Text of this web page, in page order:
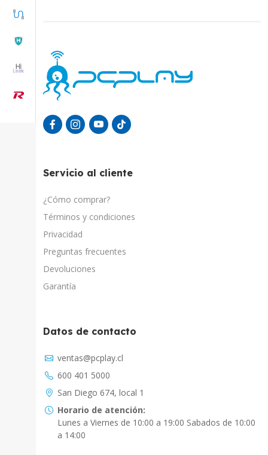
Servicio al cliente
¿Cómo comprar?
Términos y condiciones
Privacidad
Preguntas frecuentes
Devoluciones
Garantía
Datos de contacto
ventas@pcplay.cl
600 401 5000
San Diego 674, local 1
Horario de atención:
Lunes a Viernes de 10:00 a 19:00 Sabados de 10:00
a 14:00
Chat con IA
PcPlay Santiago / Web
Hola soy Freddy, en que puedo ayudarte...
PcPlay Santiago / Tienda